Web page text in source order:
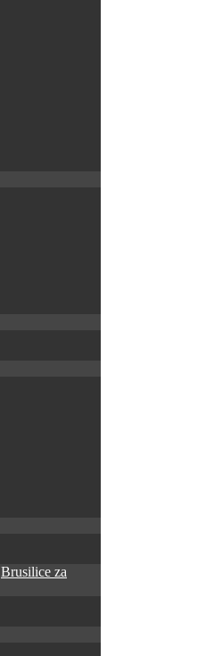
Brusilice za